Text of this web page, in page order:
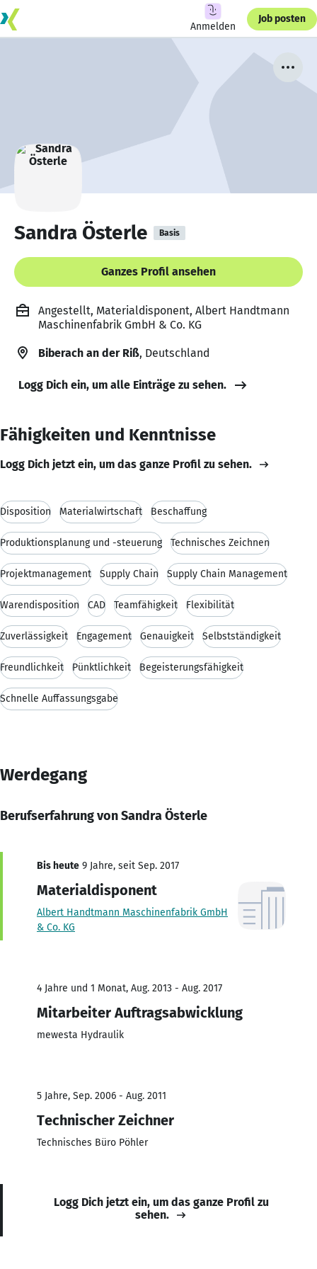
Anmelden
Job posten
Sandra Österle Basis
Ganzes Profil ansehen
Angestellt, Materialdisponent, Albert Handtmann
Maschinenfabrik GmbH & Co. KG
Biberach an der Riß, Deutschland
Logg Dich ein, um alle Einträge zu sehen.
Fähigkeiten und Kenntnisse
Logg Dich jetzt ein, um das ganze Profil zu sehen.
Disposition Materialwirtschaft Beschaffung
Produktionsplanung und -steuerung Technisches Zeichnen
Projektmanagement Supply Chain Supply Chain Management
Warendisposition CAD Teamfähigkeit Flexibilität
Zuverlässigkeit Engagement Genauigkeit Selbstständigkeit
Freundlichkeit Pünktlichkeit Begeisterungsfähigkeit
Schnelle Auffassungsgabe
Werdegang
Berufserfahrung von Sandra Österle
Bis heute 9 Jahre, seit Sep. 2017
Materialdisponent
Albert Handtmann Maschinenfabrik GmbH
& Co. KG
4 Jahre und 1 Monat, Aug. 2013 - Aug. 2017
Mitarbeiter Auftragsabwicklung
mewesta Hydraulik
5 Jahre, Sep. 2006 - Aug. 2011
Technischer Zeichner
Technisches Büro Pöhler
Logg Dich jetzt ein, um das ganze Profil zu
sehen.